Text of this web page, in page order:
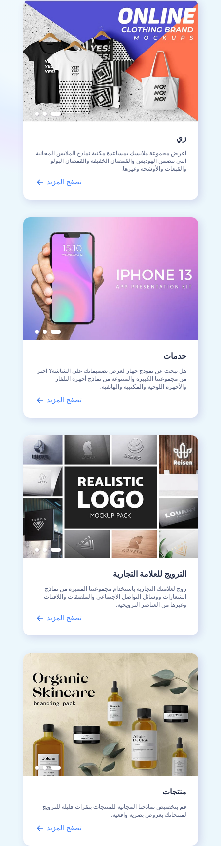
زي
اعرض مجموعة ملابسك بمساعدة مكتبة نماذج الملابس المجانية
التي تتضمن الهوديس والقمصان الخفيفة والقمصان البولو
والقبعات والأوشحة وغيرها!
تصفح المزيد
خدمات
هل تبحث عن نموذج جهاز لعرض تصميماتك على الشاشة؟ اختر
من مجموعتنا الكبيرة والمتنوعة من نماذج أجهزة التلفاز
والأجهزة اللوحية والمكتبية والهاتفية.
تصفح المزيد
الترويج للعلامة التجارية
روج لعلامتك التجارية باستخدام مجموعتنا المميزة من نماذج
الشعارات ووسائل التواصل الاجتماعي والملصقات واللافتات
وغيرها من العناصر الترويجية.
تصفح المزيد
منتجات
قم بتخصيص نماذجنا المجانية للمنتجات بنقرات قليلة للترويج
لمنتجاتك بعروض بصرية واقعية.
تصفح المزيد